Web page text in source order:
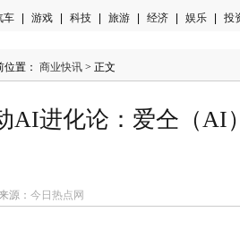
车 游戏 科技 旅游 经济 娱乐 投
位置： 商业快讯 > 正文
AI进化论：爱仝（AI
源： 今日热点网